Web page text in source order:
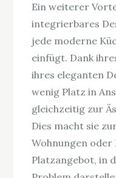
Ein weiterer
integrierbares
jede moderne
einfügt. Dank
ihres eleganten
wenig Platz in
gleichzeitig zur
Dies macht sie
Wohnungen
Platzangebot, in